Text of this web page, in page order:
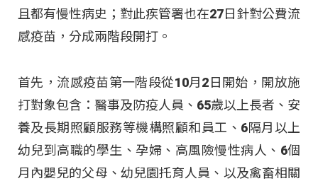
且都有慢性病史；對此疾管署也在27日針對公費流
感疫苗，分成兩階段開打。
首先，流感疫苗第一階段從10月2日開始，開放施
打對象包含：醫事及防疫人員、65歲以上長者、安
養及長期照顧服務等機構照顧和員工、6隔月以上
幼兒到高職的學生、孕婦、高風險慢性病人、6個
月內嬰兒的父母、幼兒園托育人員、以及禽畜相關